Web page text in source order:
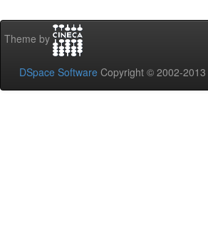
Theme by
DSpace Software Copyright © 2002-2013